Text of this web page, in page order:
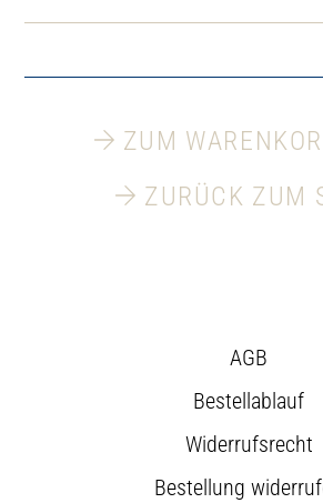
ZUM
ZURÜCK ZUM
AGB
Bestellablauf
Widerrufsrecht
Bestellung